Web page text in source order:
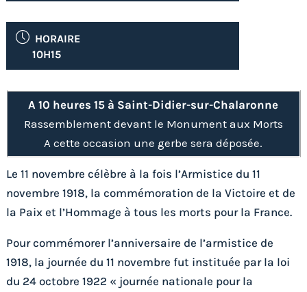
HORAIRE
10H15
A 10 heures 15 à Saint-Didier-sur-Chalaronne
Rassemblement devant le Monument aux Morts
A cette occasion une gerbe sera déposée.
Le 11 novembre célèbre à la fois l’Armistice du 11
novembre 1918, la commémoration de la Victoire et de
la Paix et l’Hommage à tous les morts pour la France.
Pour commémorer l’anniversaire de l’armistice de
1918, la journée du 11 novembre fut instituée par la loi
du 24 octobre 1922 « journée nationale pour la